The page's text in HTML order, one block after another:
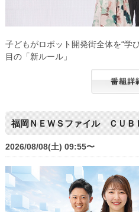
子どもがロボット開発街全体を“
目の「新ルール」
福岡ＮＥＷＳファイル ＣＵＢ
2026/08/08(土) 09:55〜